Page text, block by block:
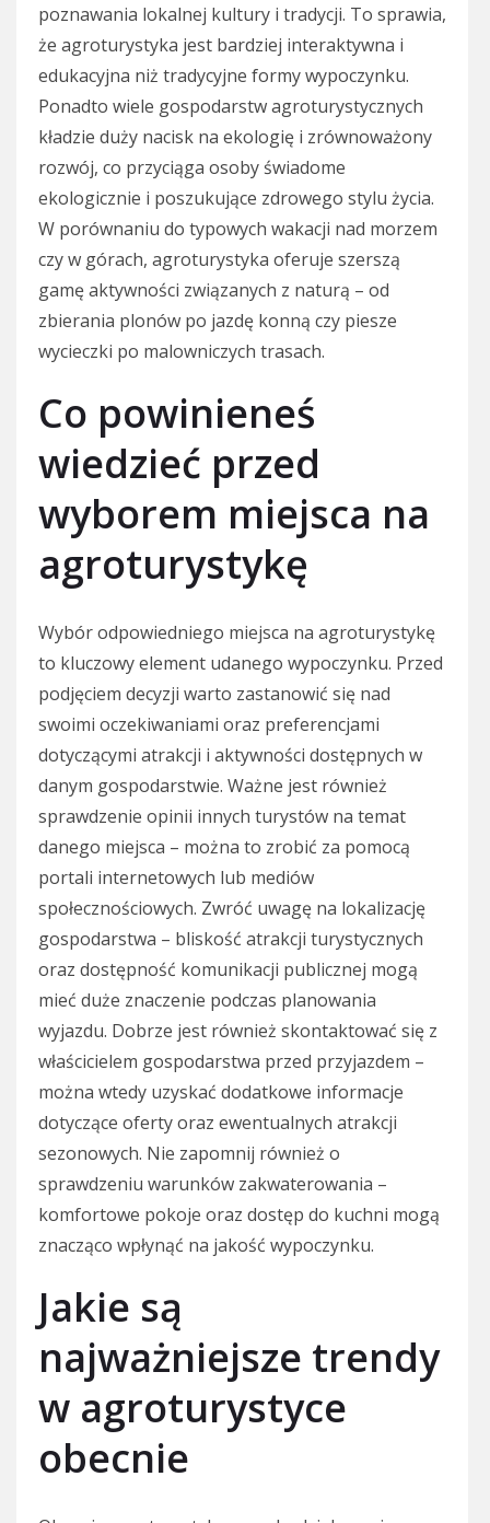
poznawania lokalnej kultury i tradycji. To sprawia,
że agroturystyka jest bardziej interaktywna i
edukacyjna niż tradycyjne formy wypoczynku.
Ponadto wiele gospodarstw agroturystycznych
kładzie duży nacisk na ekologię i zrównoważony
rozwój, co przyciąga osoby świadome
ekologicznie i poszukujące zdrowego stylu życia.
W porównaniu do typowych wakacji nad morzem
czy w górach, agroturystyka oferuje szerszą
gamę aktywności związanych z naturą – od
zbierania plonów po jazdę konną czy piesze
wycieczki po malowniczych trasach.
Co powinieneś
wiedzieć przed
wyborem miejsca na
agroturystykę
Wybór odpowiedniego miejsca na agroturystykę
to kluczowy element udanego wypoczynku. Przed
podjęciem decyzji warto zastanowić się nad
swoimi oczekiwaniami oraz preferencjami
dotyczącymi atrakcji i aktywności dostępnych w
danym gospodarstwie. Ważne jest również
sprawdzenie opinii innych turystów na temat
danego miejsca – można to zrobić za pomocą
portali internetowych lub mediów
społecznościowych. Zwróć uwagę na lokalizację
gospodarstwa – bliskość atrakcji turystycznych
oraz dostępność komunikacji publicznej mogą
mieć duże znaczenie podczas planowania
wyjazdu. Dobrze jest również skontaktować się z
właścicielem gospodarstwa przed przyjazdem –
można wtedy uzyskać dodatkowe informacje
dotyczące oferty oraz ewentualnych atrakcji
sezonowych. Nie zapomnij również o
sprawdzeniu warunków zakwaterowania –
komfortowe pokoje oraz dostęp do kuchni mogą
znacząco wpłynąć na jakość wypoczynku.
Jakie są
najważniejsze trendy
w agroturystyce
obecnie